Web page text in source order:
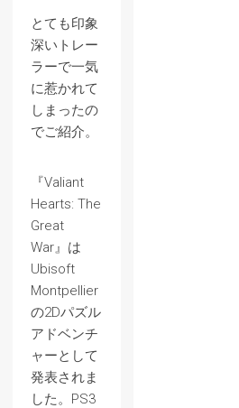
とても印象
深いトレー
ラーで一気
に惹かれて
しまったの
でご紹介。
『Valiant
Hearts: The
Great
War』は
Ubisoft
Montpellier
の2Dパズル
アドベンチ
ャーとして
発表されま
した。PS3